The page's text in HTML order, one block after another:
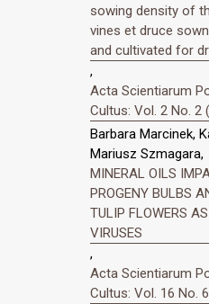
sowing density of
vines et druce
and cultivated for
,
Acta Scientiarum
Cultus: Vol. 2 No. 2
Barbara Marcinek,
Mariusz Szmagara,
MINERAL OILS
PROGENY BULBS
TULIP FLOWERS
VIRUSES
,
Acta Scientiarum
Cultus: Vol. 16 No.